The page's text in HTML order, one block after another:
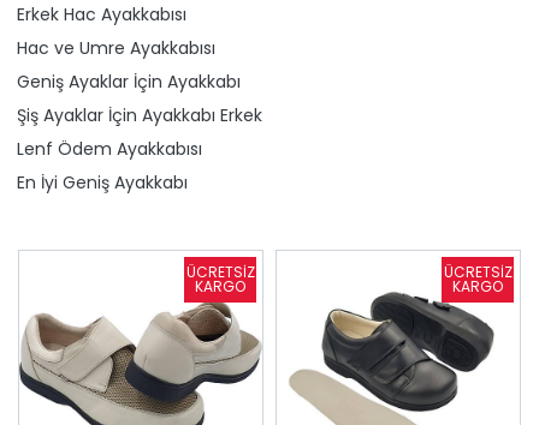
Erkek Hac Ayakkabısı
Hac ve Umre Ayakkabısı
Geniş Ayaklar İçin Ayakkabı
Şiş Ayaklar İçin Ayakkabı Erkek
Lenf Ödem Ayakkabısı
En İyi Geniş Ayakkabı